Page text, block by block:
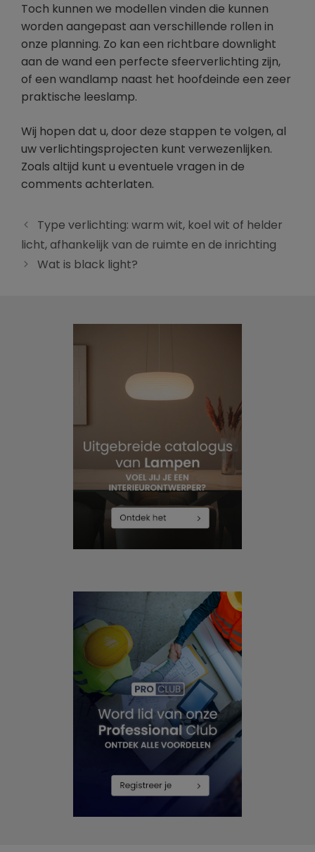
Toch kunnen we modellen vinden die kunnen
worden aangepast aan verschillende rollen in
onze planning. Zo kan een richtbare downlight
aan de wand een perfecte sfeerverlichting zijn,
of een wandlamp naast het hoofdeinde een zeer
praktische leeslamp.
Wij hopen dat u, door deze stappen te volgen, al
uw verlichtingsprojecten kunt verwezenlijken.
Zoals altijd kunt u eventuele vragen in de
comments achterlaten.
Type verlichting: warm wit, koel wit of helder
licht, afhankelijk van de ruimte en de inrichting
Wat is black light?